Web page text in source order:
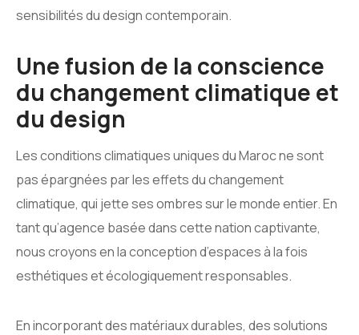
sensibilités du design contemporain.
Une fusion de la conscience
du changement climatique et
du design
Les conditions climatiques uniques du Maroc ne sont
pas épargnées par les effets du changement
climatique, qui jette ses ombres sur le monde entier. En
tant qu’agence basée dans cette nation captivante,
nous croyons en la conception d’espaces à la fois
esthétiques et écologiquement responsables.
En incorporant des matériaux durables, des solutions